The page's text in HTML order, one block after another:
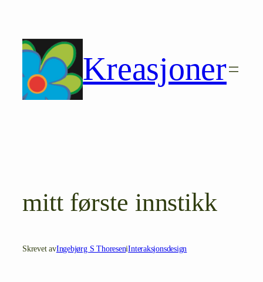
innhold
Kreasjoner
mitt første innstikk
Skrevet avIngebjørg S ThoreseniInteraksjonsdesign